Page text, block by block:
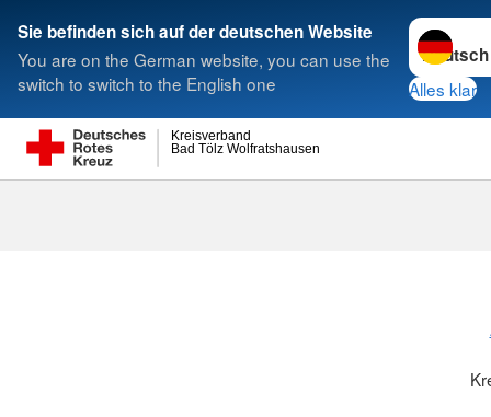
Sie befinden sich auf der deutschen Website
You are on the German website, you can use the
switch to switch to the English one
Sprache
Alles klar
Bad Tölz Wolfratshausen
Kreisverband
Suche